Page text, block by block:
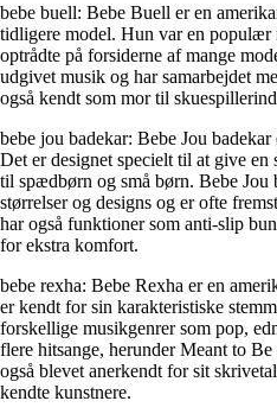
bebe buell: Bebe Buell er en
tidligere model. Hun var en populær
optrådte på forsiderne af mange
udgivet musik og har samarbejdet
også kendt som mor til
bebe jou badekar: Bebe Jou
Det er designet specielt til at give
til spædbørn og små børn. Bebe
størrelser og designs og er ofte
har også funktioner som anti-slip
for ekstra komfort.
bebe rexha: Bebe Rexha er en
er kendt for sin karakteristiske
forskellige musikgenrer som pop,
flere hitsange, herunder Meant to
også blevet anerkendt for sit
kendte kunstnere.